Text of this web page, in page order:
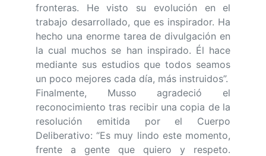
fronteras. He visto su evolución en el
trabajo desarrollado, que es inspirador. Ha
hecho una enorme tarea de divulgación en
la cual muchos se han inspirado. Él hace
mediante sus estudios que todos seamos
un poco mejores cada día, más instruidos”.
Finalmente, Musso agradeció el
reconocimiento tras recibir una copia de la
resolución emitida por el Cuerpo
Deliberativo: “Es muy lindo este momento,
frente a gente que quiero y respeto.